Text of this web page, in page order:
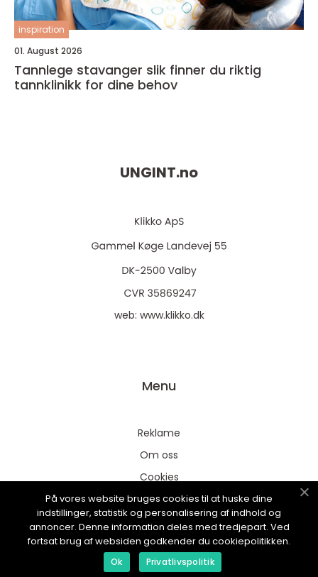
inspiration
01. August 2026
Tannlege stavanger slik finner du riktig
tannklinikk for dine behov
UNGINT.no
web: www.klikko.dk
Menu
Reklame
Om oss
Cookies
Kontakt Oss
Sitemap
På vores website bruges cookies til at huske dine
indstillinger, statistik og personalisering af indhold og
annoncer. Denne information deles med tredjepart. Ved
fortsat brug af websiden godkender du cookiepolitikken.
Ok Privatlivspolitik